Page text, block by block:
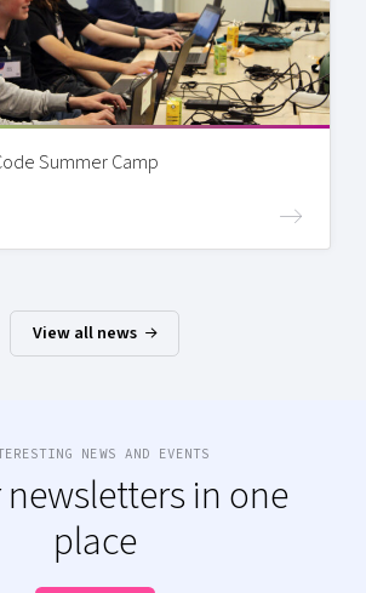
Summer Camp
View all news
NEWS AND EVENTS
in one
place